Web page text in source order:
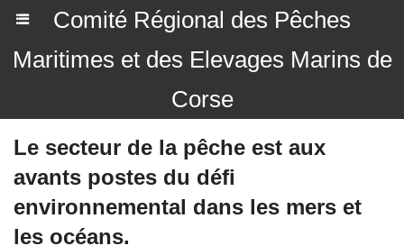
Comité Régional des Pêches
Maritimes et des Elevages Marins de
Corse
Le secteur de la pêche est aux
avants postes du défi
environnemental dans les mers et
les océans.